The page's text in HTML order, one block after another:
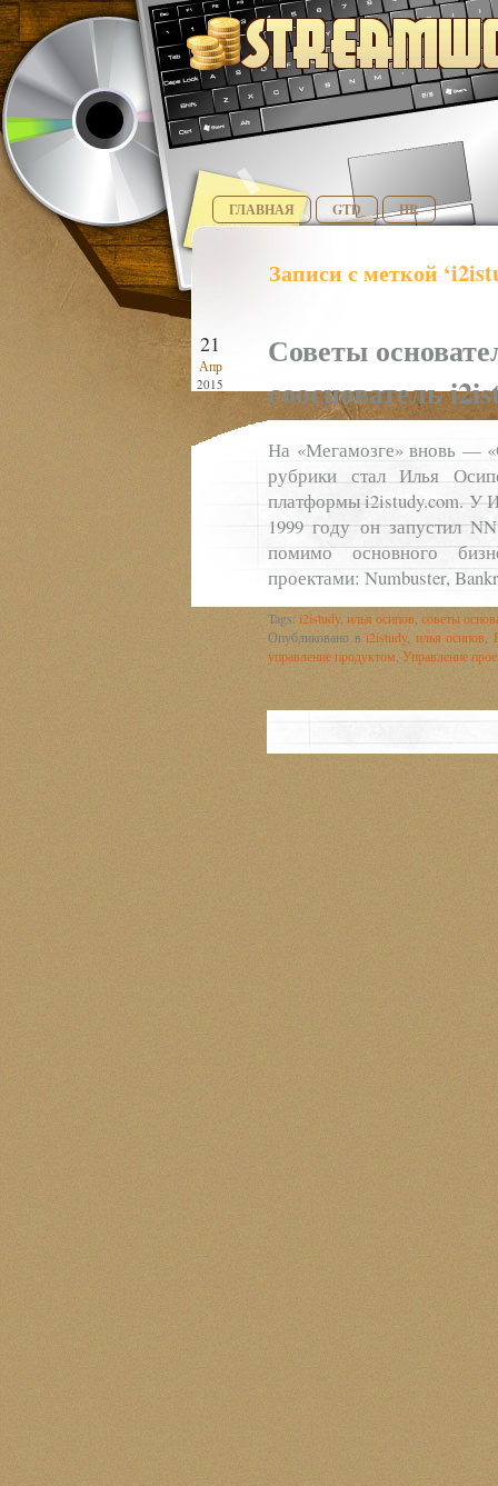
ГЛАВНАЯ GTD HR
Записи с меткой
21
Апр
2015
Советы
сооснователь
На «Мегамозге» вновь —
рубрики стал Илья
платформы i2istudy.com. У
1999 году он запустил
помимо основного
проектами: Numbuster,
Tags:i2istudy, илья осипов советы
Опубликовано в i2istudy илья осипов
управление продуктом,Управление